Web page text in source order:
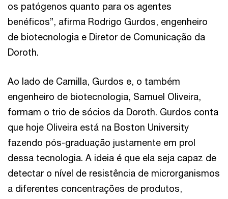
os patógenos quanto para os agentes
benéficos”, afirma Rodrigo Gurdos, engenheiro
de biotecnologia e Diretor de Comunicação da
Doroth.
Ao lado de Camilla, Gurdos e, o também
engenheiro de biotecnologia, Samuel Oliveira,
formam o trio de sócios da Doroth. Gurdos conta
que hoje Oliveira está na Boston University
fazendo pós-graduação justamente em prol
dessa tecnologia. A ideia é que ela seja capaz de
detectar o nível de resistência de microrganismos
a diferentes concentrações de produtos,